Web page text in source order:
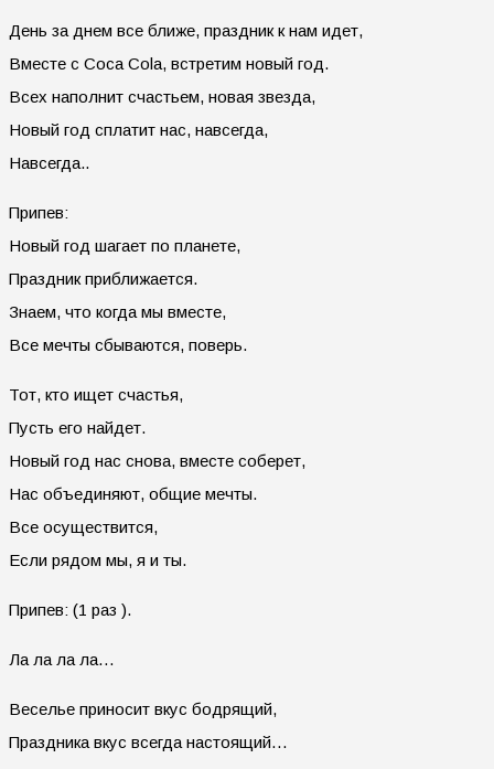
День за днем все ближе, праздник к нам идет,
Вместе с Coca Cola, встретим новый год.
Всех наполнит счастьем, новая звезда,
Новый год сплатит нас, навсегда,
Навсегда..
Припев:
Новый год шагает по планете,
Праздник приближается.
Знаем, что когда мы вместе,
Все мечты сбываются, поверь.
Тот, кто ищет счастья,
Пусть его найдет.
Новый год нас снова, вместе соберет,
Нас объединяют, общие мечты.
Все осуществится,
Если рядом мы, я и ты.
Припев: (1 раз ).
Ла ла ла ла…
Веселье приносит вкус бодрящий,
Праздника вкус всегда настоящий…